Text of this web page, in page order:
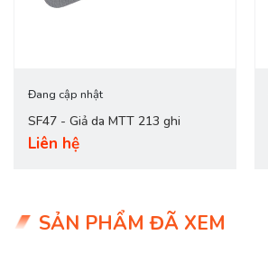
Đang cập nhật
SF47 - Giả da MTT 213 ghi
Liên hệ
SẢN PHẨM ĐÃ XEM